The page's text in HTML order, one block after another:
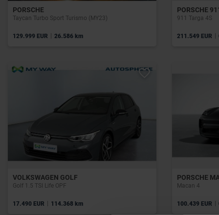
PORSCHE
Taycan Turbo Sport Turismo (MY23)
129.999 EUR | 26.586 km
PORSCHE
911 Targa 4S
211.549 EUR |
VOLKSWAGEN GOLF
Golf 1.5 TSI Life OPF
17.490 EUR | 114.368 km
PORSCHE
Macan 4
100.439 EUR |